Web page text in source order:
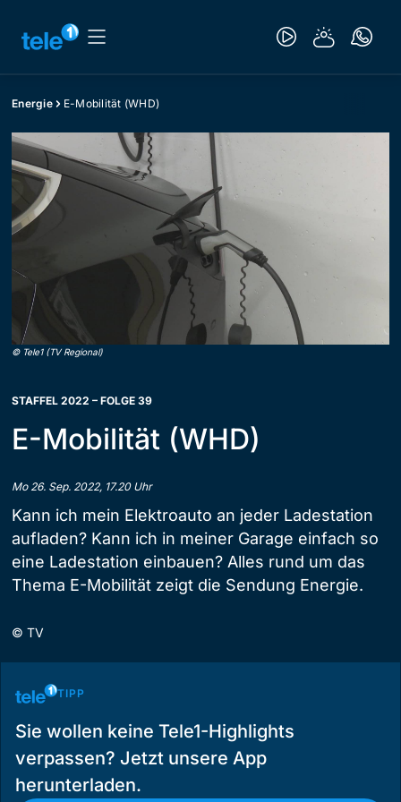
Energie E-Mobilität (WHD)
© Tele1 (TV Regional)
STAFFEL 2022 – FOLGE 39
E-Mobilität (WHD)
Mo 26. Sep. 2022, 17.20 Uhr
Kann ich mein Elektroauto an jeder Ladestation
aufladen? Kann ich in meiner Garage einfach so
eine Ladestation einbauen? Alles rund um das
Thema E-Mobilität zeigt die Sendung Energie.
© TV
TIPP
Sie wollen keine Tele1-Highlights
verpassen? Jetzt unsere App
herunterladen.